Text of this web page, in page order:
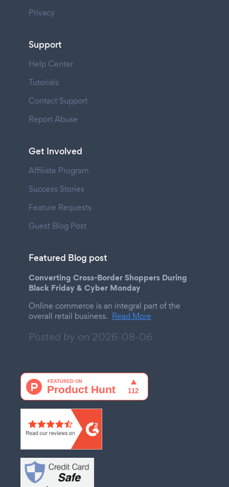
Privacy
Support
Help Center
Tutorials
Contact Support
Report Abuse
Get Involved
Affiliate Program
Success Stories
Feature Requests
Guest Blog Post
Featured Blog post
Converting Cross-Border Shoppers During
Black Friday & Cyber Monday
Online commerce is an integral part of the
overall retail business. Read More
Posted by on 2026-08-06